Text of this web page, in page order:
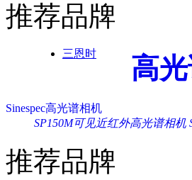
推荐品牌
三恩时 高
Sinespec高光谱相机
SP150M可见近红外高光谱相机
推荐品牌